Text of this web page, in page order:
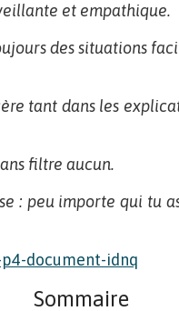
et empathique.
des situations
tant dans les
filtre aucun.
: peu importe qui tu
Sommaire